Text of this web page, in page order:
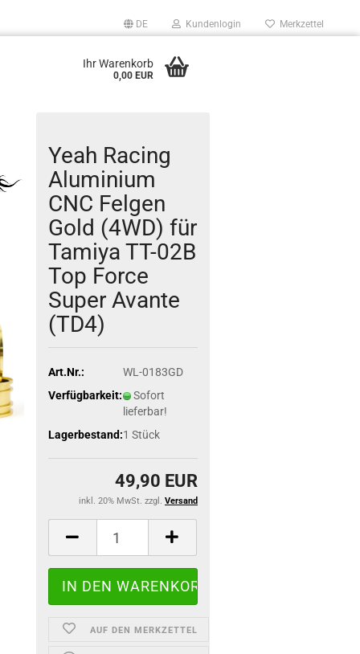
DE Kundenlogin Merkzettel
Ihr Warenkorb
0,00 EUR
Yeah Racing
Aluminium
CNC Felgen
Gold (4WD) für
Tamiya TT-02B
Top Force
Super Avante
(TD4)
Art.Nr.:
WL-0183GD
Verfügbarkeit:
Sofort
lieferbar!
Lagerbestand:1 Stück
49,90 EUR
inkl. 20% MwSt. zzgl. Versand
AUF DEN MERKZETTEL